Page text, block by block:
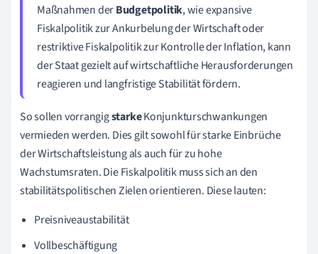
Maßnahmen derBudgetpolitik, wie expansive
Fiskalpolitik zur Ankurbelung der Wirtschaft oder
restriktive Fiskalpolitik zur Kontrolle der Inflation, kann
der Staat gezielt auf wirtschaftliche Herausforderungen
reagieren und langfristige Stabilität fördern.
So sollen vorrangigstarkeKonjunkturschwankungen
vermieden werden. Dies gilt sowohl für starke Einbrüche
der Wirtschaftsleistung als auch für zu hohe
Wachstumsraten. Die Fiskalpolitik muss sich an den
stabilitätspolitischen Zielen orientieren. Diese lauten:
Preisniveaustabilität
Vollbeschäftigung